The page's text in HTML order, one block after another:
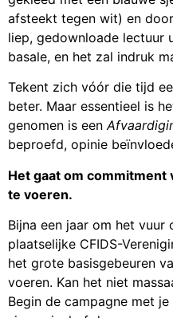
afsteekt tegen wit) en
liep, gedownloade lectuur
basale, en het zal indruk
Tekent zich vóór die tijd
beter. Maar essentieel is
genomen is een
beproefd, opinie
Het gaat om commitment
te voeren.
Bijna een jaar om het
plaatselijke CFIDS-
het grote basisgebeuren
voeren. Kan het niet
Begin de campagne met